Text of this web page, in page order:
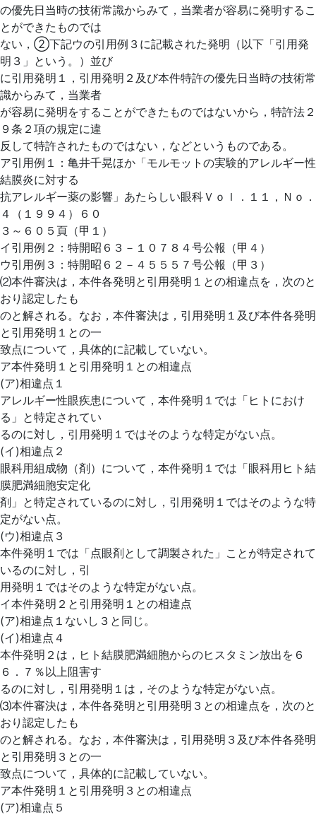
の優先日当時の技術常識からみて，当業者が容易に発明するこ
とができたものでは
ない，②下記ウの引用例３に記載された発明（以下「引用発
明３」という。）並び
に引用発明１，引用発明２及び本件特許の優先日当時の技術常
識からみて，当業者
が容易に発明をすることができたものではないから，特許法２
９条２項の規定に違
反して特許されたものではない，などというものである。
ア引用例１：亀井千晃ほか「モルモットの実験的アレルギー性
結膜炎に対する
抗アレルギー薬の影響」あたらしい眼科Ｖｏｌ．１１，Ｎｏ．
４（１９９４）６０
３～６０５頁（甲１）
イ引用例２：特開昭６３－１０７８４号公報（甲４）
ウ引用例３：特開昭６２－４５５５７号公報（甲３）
⑵本件審決は，本件各発明と引用発明１との相違点を，次のと
おり認定したも
のと解される。なお，本件審決は，引用発明１及び本件各発明
と引用発明１との一
致点について，具体的に記載していない。
ア本件発明１と引用発明１との相違点
(ア)相違点１
アレルギー性眼疾患について，本件発明１では「ヒトにおけ
る」と特定されてい
るのに対し，引用発明１ではそのような特定がない点。
(イ)相違点２
眼科用組成物（剤）について，本件発明１では「眼科用ヒト結
膜肥満細胞安定化
剤」と特定されているのに対し，引用発明１ではそのような特
定がない点。
(ウ)相違点３
本件発明１では「点眼剤として調製された」ことが特定されて
いるのに対し，引
用発明１ではそのような特定がない点。
イ本件発明２と引用発明１との相違点
(ア)相違点１ないし３と同じ。
(イ)相違点４
本件発明２は，ヒト結膜肥満細胞からのヒスタミン放出を６
６．７％以上阻害す
るのに対し，引用発明１は，そのような特定がない点。
⑶本件審決は，本件各発明と引用発明３との相違点を，次のと
おり認定したも
のと解される。なお，本件審決は，引用発明３及び本件各発明
と引用発明３との一
致点について，具体的に記載していない。
ア本件発明１と引用発明３との相違点
(ア)相違点５